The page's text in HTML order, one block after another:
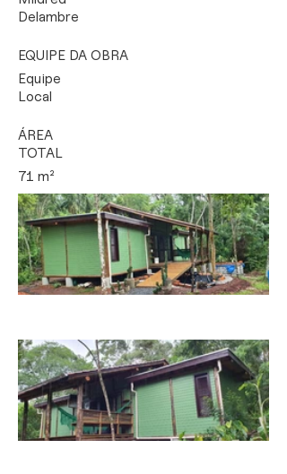
Delambre
EQUIPE DA OBRA
Equipe
Local
ÁREA
TOTAL
71 m²